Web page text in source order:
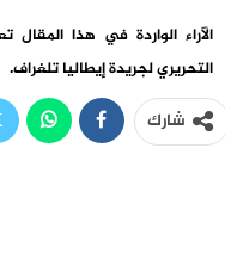
الآراء الواردة في هذا المقال
التحريري لجريدة إيطاليا تلغراف.
شارك